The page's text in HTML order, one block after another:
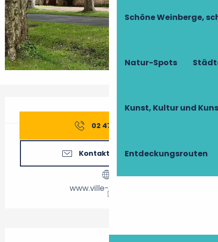
Schöne Weinberge,
Natur-Spots
Kunst, Kultur und
Entdeckungsrouten
Öffnungszeiten & Kontaktdaten
02 47 58 10
Kontaktieren Sie uns
www.ville-richelieu.fr